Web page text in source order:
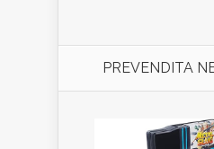
PREVENDITA